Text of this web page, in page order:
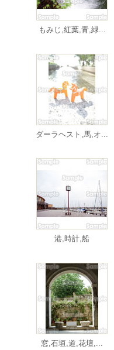
もみじ,紅葉,青,緑...
ダーラヘスト,馬,オ...
港,時計,船
窓,石垣,道,花壇,...